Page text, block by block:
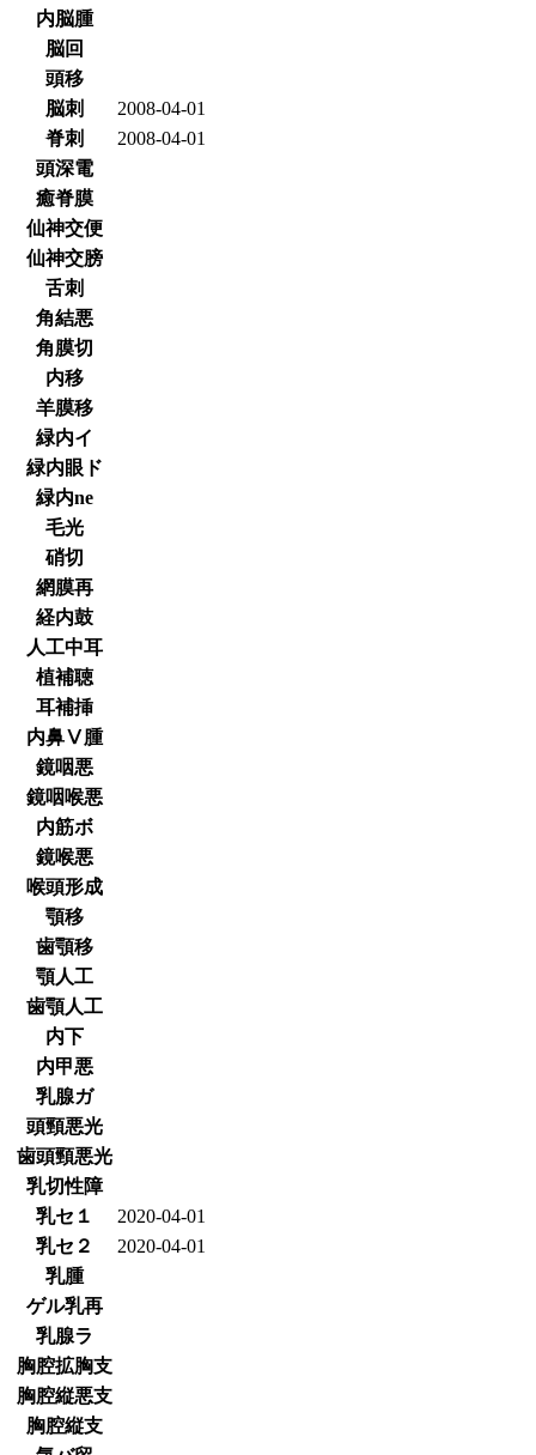
内脳腫
脳回
頭移
脳刺
2008-04-01
脊刺
2008-04-01
頭深電
癒脊膜
仙神交便
仙神交膀
舌刺
角結悪
角膜切
内移
羊膜移
緑内イ
緑内眼ド
緑内ne
毛光
硝切
網膜再
経内鼓
人工中耳
植補聴
耳補挿
内鼻Ⅴ腫
鏡咽悪
鏡咽喉悪
内筋ボ
鏡喉悪
喉頭形成
顎移
歯顎移
顎人工
歯顎人工
内下
内甲悪
乳腺ガ
頭頸悪光
歯頭頸悪光
乳切性障
乳セ１
2020-04-01
乳セ２
2020-04-01
乳腫
ゲル乳再
乳腺ラ
胸腔拡胸支
胸腔縦悪支
胸腔縦支